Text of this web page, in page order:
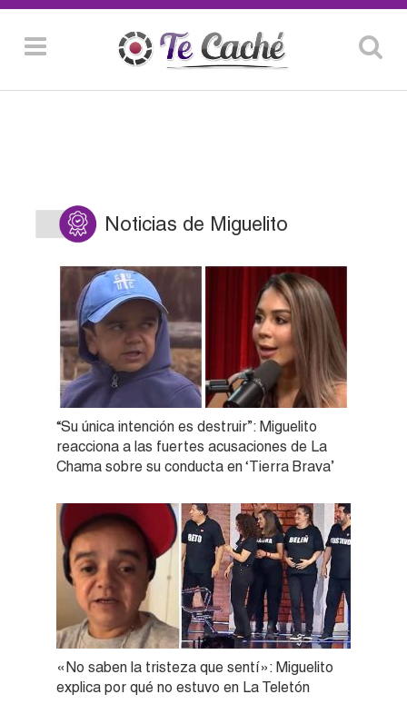
Noticias de Miguelito
“Su única intención es destruir”: Miguelito
reacciona a las fuertes acusaciones de La
Chama sobre su conducta en ‘Tierra Brava’
«No saben la tristeza que sentí»: Miguelito
explica por qué no estuvo en La Teletón